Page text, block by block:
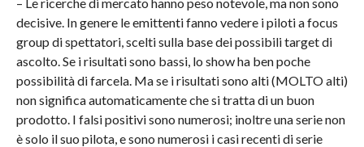
decisive. In genere le emittenti fanno vedere i piloti a focus
group di spettatori, scelti sulla base dei possibili target di
ascolto. Se i risultati sono bassi, lo show ha ben poche
possibilità di farcela. Ma se i risultati sono alti (MOLTO alti)
non significa automaticamente che si tratta di un buon
prodotto. I falsi positivi sono numerosi; inoltre una serie non
è solo il suo pilota, e sono numerosi i casi recenti di serie